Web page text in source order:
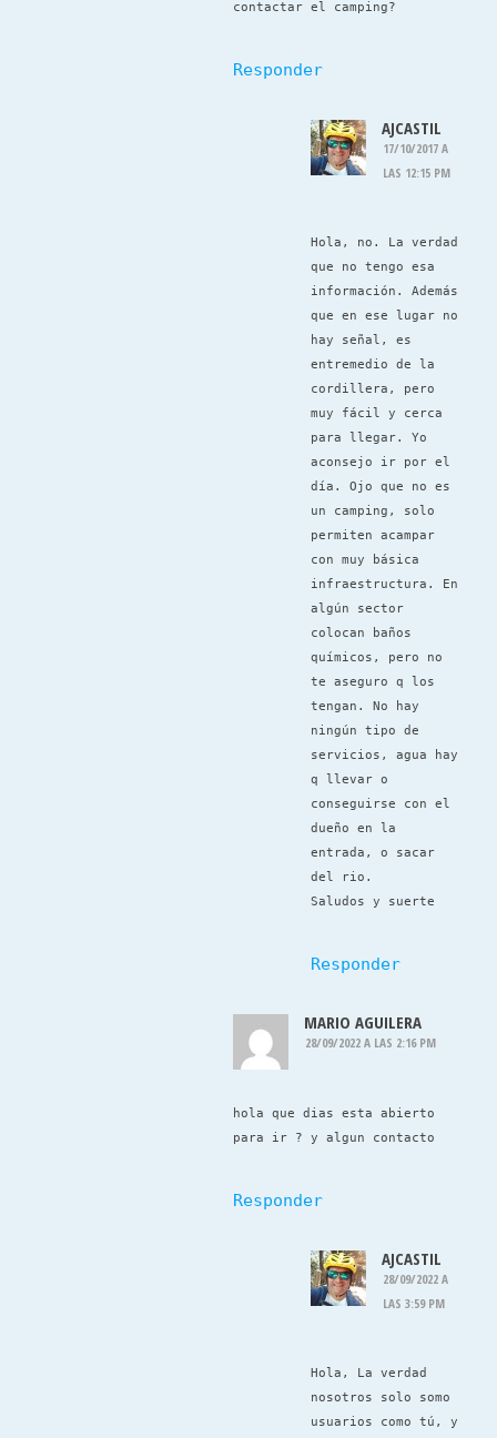
contactar el camping?
Responder
AJCASTIL
17/10/2017 A
LAS 12:15 PM
Hola, no. La verdad
que no tengo esa
información. Además
que en ese lugar no
hay señal, es
entremedio de la
cordillera, pero
muy fácil y cerca
para llegar. Yo
aconsejo ir por el
día. Ojo que no es
un camping, solo
permiten acampar
con muy básica
infraestructura. En
algún sector
colocan baños
químicos, pero no
te aseguro q los
tengan. No hay
ningún tipo de
servicios, agua hay
q llevar o
conseguirse con el
dueño en la
entrada, o sacar
del rio.
Saludos y suerte
Responder
MARIO AGUILERA
28/09/2022 A LAS 2:16 PM
hola que dias esta abierto
para ir ? y algun contacto
Responder
AJCASTIL
28/09/2022 A
LAS 3:59 PM
Hola, La verdad
nosotros solo somo
usuarios como tú, y